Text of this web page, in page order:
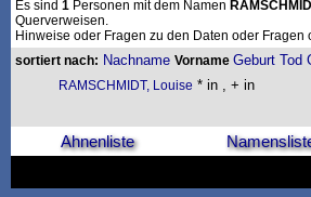
Es sind 1 Personen mit dem Namen
Querverweisen.
Hinweise oder Fragen zu den Daten oder
sortiert nach: Nachname Vorname Geburt Tod
RAMSCHMIDT, Louise * in , + in
Ahnenliste